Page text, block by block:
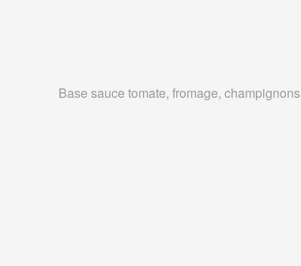
Base sauce tomate, fromage, champignons